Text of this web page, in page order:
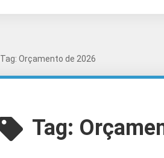
Tag: Orçamento de 2026
Tag: